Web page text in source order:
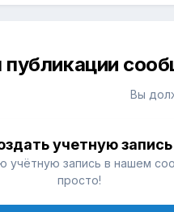
Вы
учетную запись
учётную запись в нашем
просто!